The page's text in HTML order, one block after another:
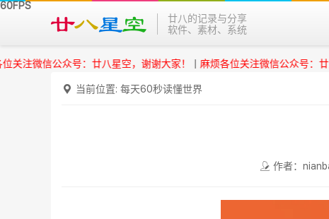
廿八的记录与分享
软件、素材、系统
信公众号：廿八星空，谢谢大家！|麻烦各位关注微信公众号：廿八星空
当前位置: 每天60秒读懂世界
作者：